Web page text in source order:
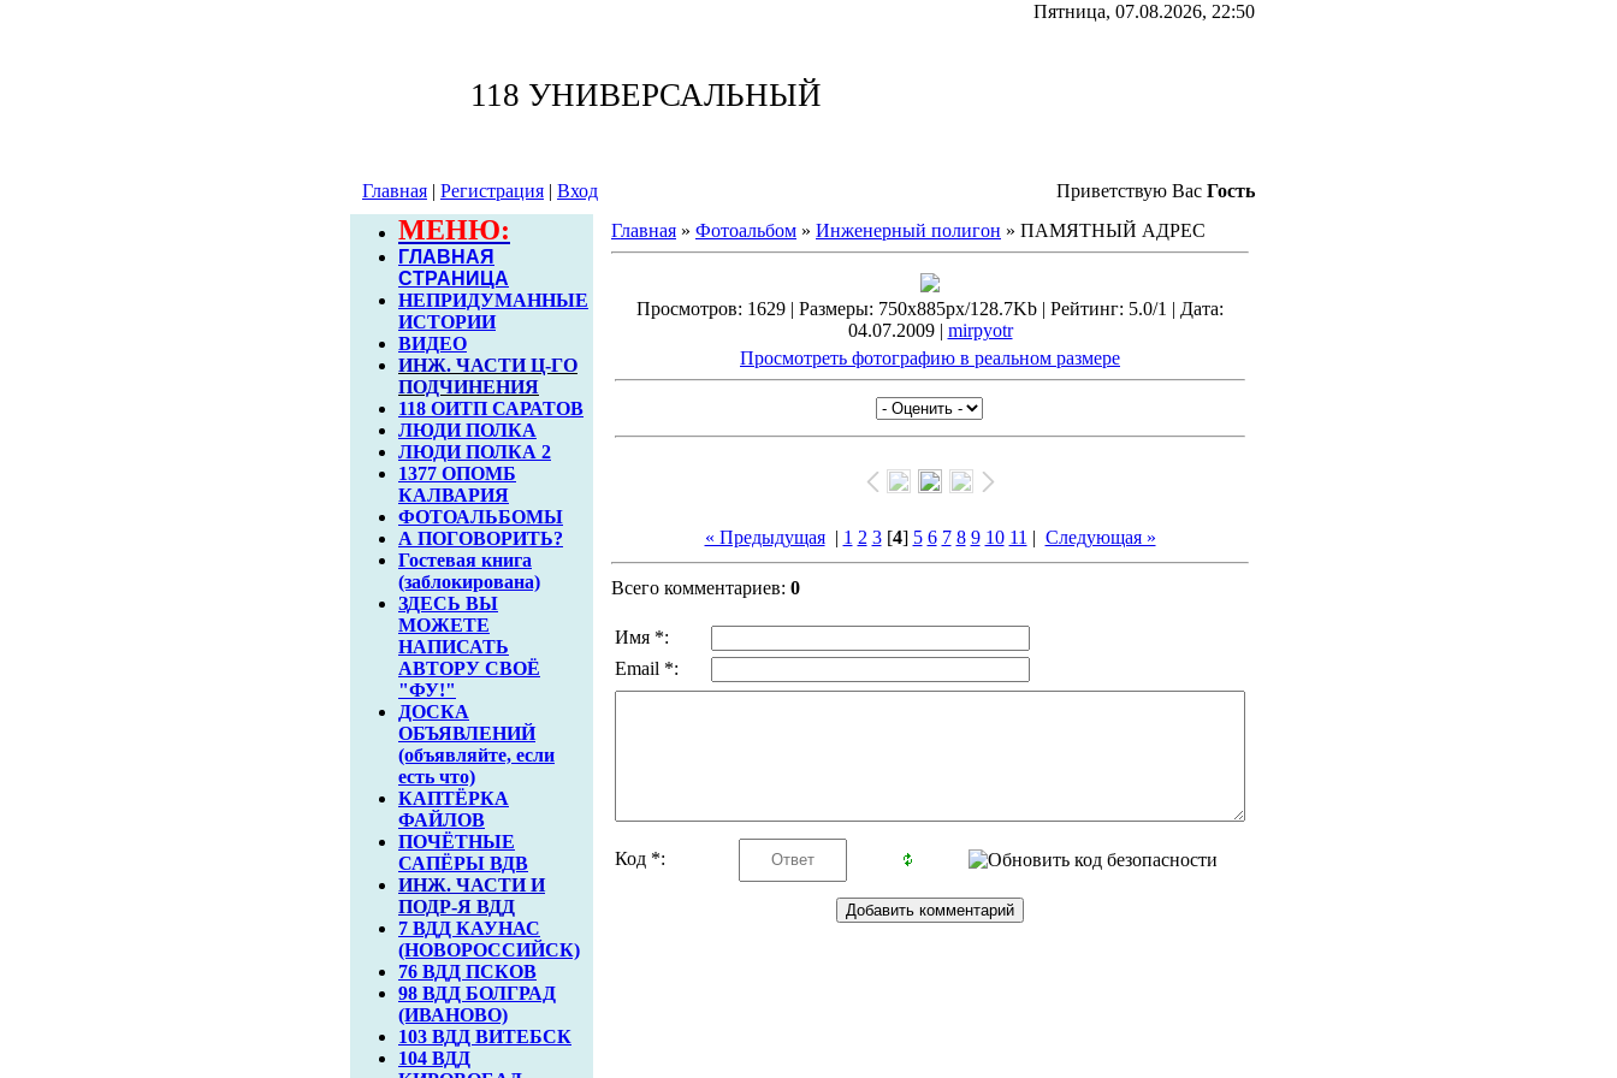
Пятница, 07.08.2026, 22:50
118 УНИВЕРСАЛЬНЫЙ
Главная | Регистрация | Вход Приветствую Вас Гость
МЕНЮ:
ГЛАВНАЯ
СТРАНИЦА
НЕПРИДУМАННЫЕ
ИСТОРИИ
ВИДЕО
ИНЖ. ЧАСТИ Ц-ГО
ПОДЧИНЕНИЯ
118 ОИТП САРАТОВ
ЛЮДИ ПОЛКА
ЛЮДИ ПОЛКА 2
1377 ОПОМБ
КАЛВАРИЯ
ФОТОАЛЬБОМЫ
А ПОГОВОРИТЬ?
Гостевая книга
(заблокирована)
ЗДЕСЬ ВЫ
МОЖЕТЕ
НАПИСАТЬ
АВТОРУ СВОЁ
"ФУ!"
ДОСКА
ОБЪЯВЛЕНИЙ
(объявляйте, если
есть что)
КАПТЁРКА
ФАЙЛОВ
ПОЧЁТНЫЕ
САПЁРЫ ВДВ
ИНЖ. ЧАСТИ И
ПОДР-Я ВДД
7 ВДД КАУНАС
(НОВОРОССИЙСК)
76 ВДД ПСКОВ
98 ВДД БОЛГРАД
(ИВАНОВО)
103 ВДД ВИТЕБСК
104 ВДД
Главная » Фотоальбом » Инженерный полигон » ПАМЯТНЫЙ АДРЕС
Просмотров: 1629 | Размеры: 750x885px/128.7Kb | Рейтинг: 5.0/1 | Дата:
04.07.2009 | mirpyotr
Просмотреть фотографию в реальном размере
« Предыдущая| 1 2 3[4] 5 6 7 8 9 10 11 | Следующая »
Всего комментариев: 0
Имя *:
Email *:
Код *: